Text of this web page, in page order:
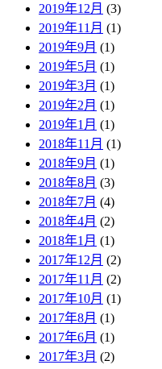
2019年12月 (3)
2019年11月 (1)
2019年9月 (1)
2019年5月 (1)
2019年3月 (1)
2019年2月 (1)
2019年1月 (1)
2018年11月 (1)
2018年9月 (1)
2018年8月 (3)
2018年7月 (4)
2018年4月 (2)
2018年1月 (1)
2017年12月 (2)
2017年11月 (2)
2017年10月 (1)
2017年8月 (1)
2017年6月 (1)
2017年3月 (2)